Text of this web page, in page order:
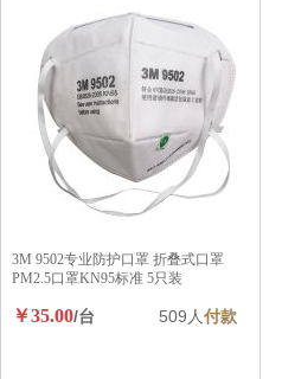
3M 9502专业防护口罩 折叠式口罩
PM2.5口罩KN95标准 5只装
￥35.00/台 509人付款